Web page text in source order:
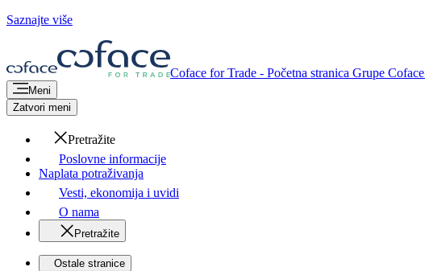
Saznajte više
Coface for Trade - Početna stranica Grupe Coface
Meni
Zatvori meni
Pretražite
Poslovne informacije
Naplata potraživanja
Vesti, ekonomija i uvidi
O nama
Pretražite
Ostale stranice